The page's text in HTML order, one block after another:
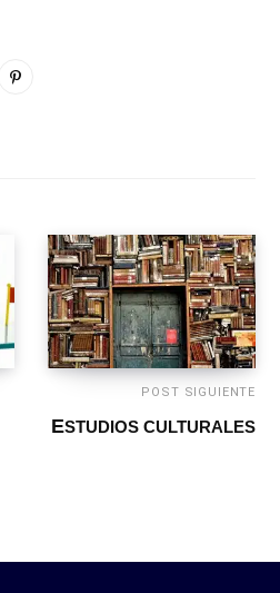
POST SIGUIENTE
ESTUDIOS CULTURALES